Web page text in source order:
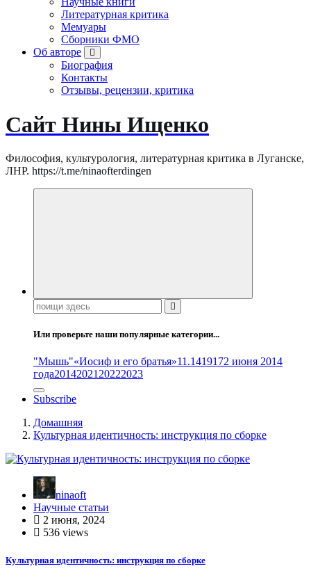
Литературная критика
Мемуары
Сборники ФМО
Об авторе
Биография
Контакты
Отзывы, рецензии, критика
Сайт Нины Ищенко
Философия, культурология, литературная критика в Луганске,
ЛНР. https://t.me/ninaofterdingen
Поиск:
Или проверьте наши популярные категории...
"Мышь"«Иосиф и его братья»11.1419172 июня 2014
года2014202120222023
Subscribe
Домашняя
Культурная идентичность: инструкция по сборке
ninaoft
Научные статьи
2 июня, 2024
536 views
Культурная идентичность: инструкция по сборке